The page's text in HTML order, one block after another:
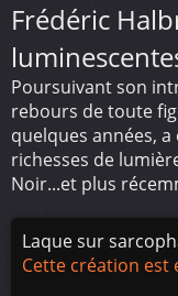
Frédéric
Poursuivant son
rebours de toute
quelques années,
richesses de
Noir...et plus
Laque sur
Cette création est